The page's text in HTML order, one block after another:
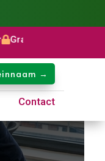
Domeinnaam: €8,99
→
Contact